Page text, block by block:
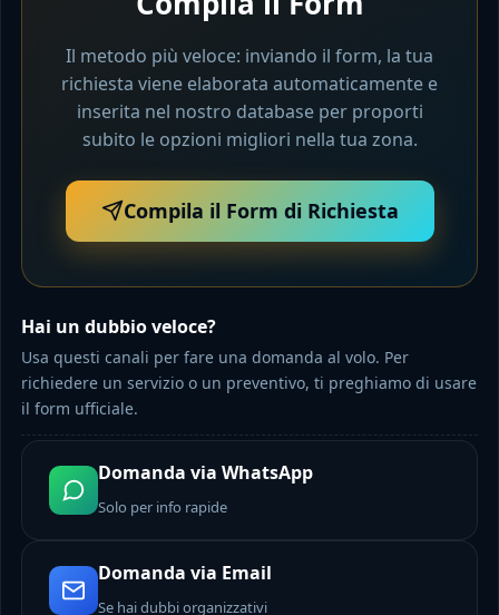
Il metodo più veloce: inviando il form, la tua
richiesta viene elaborata automaticamente e
inserita nel nostro database per proporti
subito le opzioni migliori nella tua zona.
Compila il Form di Richiesta
Hai un dubbio veloce?
Usa questi canali per fare una domanda al volo. Per
richiedere un servizio o un preventivo, ti preghiamo di usare
il form ufficiale.
Domanda via WhatsApp
Solo per info rapide
Domanda via Email
Se hai dubbi organizzativi